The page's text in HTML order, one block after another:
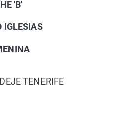
'B'
IGLESIAS
TENERIFE